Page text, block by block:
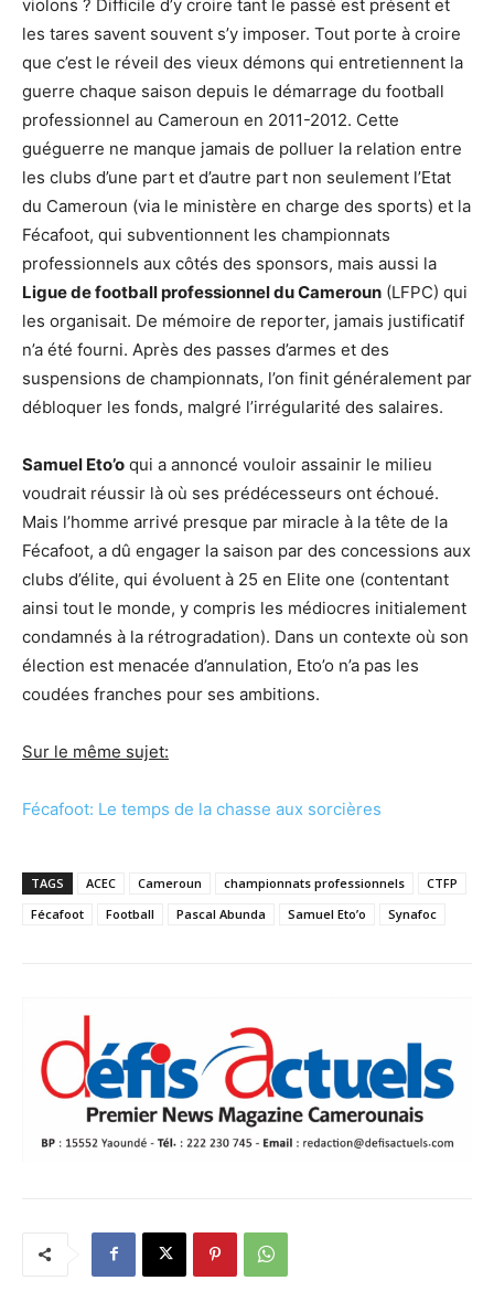
violons ? Difficile d’y croire tant le passé est présent et
les tares savent souvent s’y imposer. Tout porte à croire
que c’est le réveil des vieux démons qui entretiennent la
guerre chaque saison depuis le démarrage du football
professionnel au Cameroun en 2011-2012. Cette
guéguerre ne manque jamais de polluer la relation entre
les clubs d’une part et d’autre part non seulement l’Etat
du Cameroun (via le ministère en charge des sports) et la
Fécafoot, qui subventionnent les championnats
professionnels aux côtés des sponsors, mais aussi la
Ligue de football professionnel du Cameroun (LFPC) qui
les organisait. De mémoire de reporter, jamais justificatif
n’a été fourni. Après des passes d’armes et des
suspensions de championnats, l’on finit généralement par
débloquer les fonds, malgré l’irrégularité des salaires.
Samuel Eto’o qui a annoncé vouloir assainir le milieu
voudrait réussir là où ses prédécesseurs ont échoué.
Mais l’homme arrivé presque par miracle à la tête de la
Fécafoot, a dû engager la saison par des concessions aux
clubs d’élite, qui évoluent à 25 en Elite one (contentant
ainsi tout le monde, y compris les médiocres initialement
condamnés à la rétrogradation). Dans un contexte où son
élection est menacée d’annulation, Eto’o n’a pas les
coudées franches pour ses ambitions.
Sur le même sujet:
Fécafoot: Le temps de la chasse aux sorcières
TAGS ACEC Cameroun championnats professionnels
CTFP
Fécafoot
Football Pascal Abunda Samuel Eto’o Synafoc